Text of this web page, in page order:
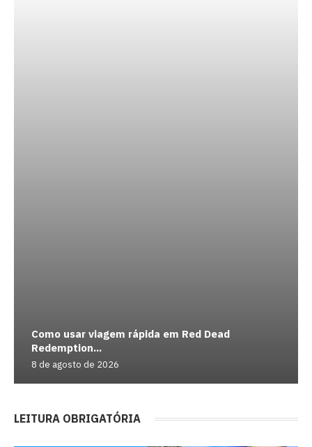
Como usar viagem rápida em Red Dead
Redemption...
8 de agosto de 2026
LEITURA OBRIGATÓRIA